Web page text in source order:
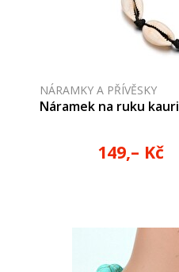
NÁRAMKY A PŘÍVĚSKY
Náramek na ruku kauri
149,– Kč